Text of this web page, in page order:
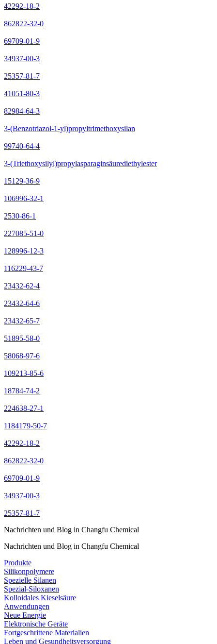
42292-18-2
862822-32-0
69709-01-9
34937-00-3
25357-81-7
41051-80-3
82984-64-3
3-(Benzotriazol-1-yl)propyltrimethoxysilan
99740-64-4
3-(Triethoxysilyl)propylasparaginsäurediethylester
15129-36-9
106996-32-1
2530-86-1
227085-51-0
128996-12-3
116229-43-7
23432-62-4
23432-64-6
23432-65-7
51895-58-0
58068-97-6
109213-85-6
18784-74-2
224638-27-1
1184179-50-7
42292-18-2
862822-32-0
69709-01-9
34937-00-3
25357-81-7
Nachrichten und Blog in Changfu Chemical
Nachrichten und Blog in Changfu Chemical
Produkte
Silikonpolymere
Spezielle Silanen
Spezial-Siloxanen
Kolloidales Kieselsäure
Anwendungen
Neue Energie
Elektronische Geräte
Fortgeschrittene Materialien
Leben und Gesundheitsversorgung